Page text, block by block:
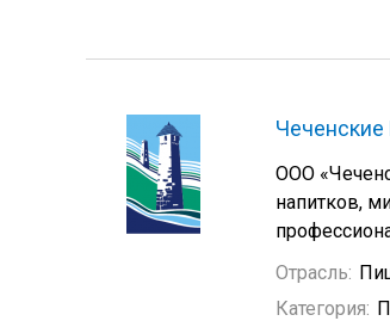
ООО
напитков,
Отрасль:
Категория: